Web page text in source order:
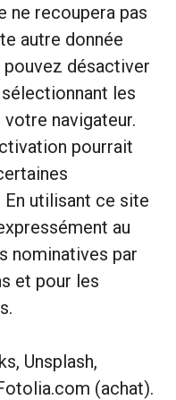
ne recoupera pas
autre donnée
pouvez désactiver
les
navigateur.
pourrait
utilisant ce site
au
nominatives par
et pour les
Unsplash,
(achat).